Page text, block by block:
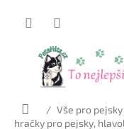
Domů
/ Vše pro pejsky
hračky pro pejsky,